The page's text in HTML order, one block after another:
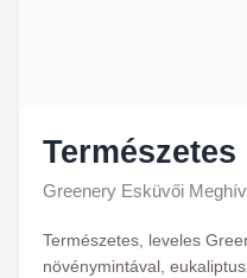
Greenery Esküvői
Természetes, leveles
növénymintával,